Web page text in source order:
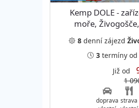
Kemp DOLE -
moře,
8 denní zájezd
3 termíny od
Již od
1
doprava strava